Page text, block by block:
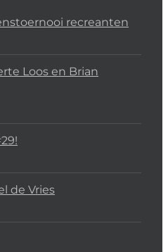
recreanten
Loos en Brian
de Vries